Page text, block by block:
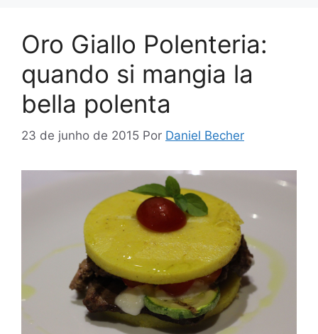
Oro Giallo Polenteria:
quando si mangia la
bella polenta
23 de junho de 2015 Por Daniel Becher